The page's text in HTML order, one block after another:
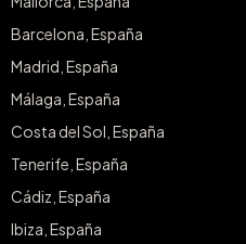
Barcelona, España
Madrid, España
Málaga, España
Costa del Sol, España
Tenerife, España
Cádiz, España
Ibiza, España